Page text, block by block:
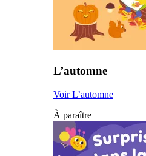
L’automne
Voir L’automne
À paraître